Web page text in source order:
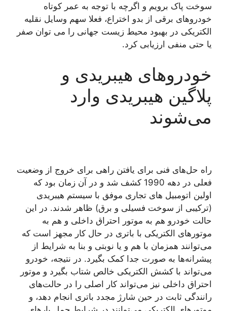
سوخت پاک برویم و اگرچه با توجه به عمر کوتاه
خودروهای برقی از بدو اختراع، فعلا سهم وسایل نقلیه
الکتریکی در بهبود محیط زیست جهانی را می توان صفر
یا حتی منفی ارزیابی کرد.
خودروهای هیبریدی و
پلاگین هیبریدی وارد
می‌شوند
راه حل‌های فنی برای یافتن راهی برای خروج از وضعیت
فعلی در دهه 1990 کشف شد و در آن زمان بود که
اولین اتومبیل های تجاری موفق با سیستم هیبریدی
(ترکیبی از سوخت فسیلی و برق) ظاهر شدند. در این
حالت خودرو هم به موتور احتراق داخلی و هم به
موتورهای الکتریکی با باتری در حال کار مجهز است که
می‌توانند همزمان با هم و یا نوبتی و بنا به شرایط از
پیشرانه‌ها به صورت جدا کمک بگیرد. در نتیجه، خودرو
می‌تواند با کشش الکتریکی خالص شتاب بگیرد و موتور
احتراق داخلی نیز می‌تواند کار اصلی را در حالت‌های
رانندگی ثابت در حین شارژ مجدد باتری انجام دهد، و